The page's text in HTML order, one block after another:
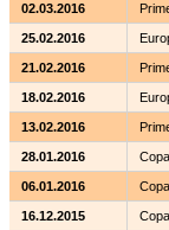
02.03.2016
25.02.2016
21.02.2016
18.02.2016
13.02.2016
28.01.2016
06.01.2016
16.12.2015